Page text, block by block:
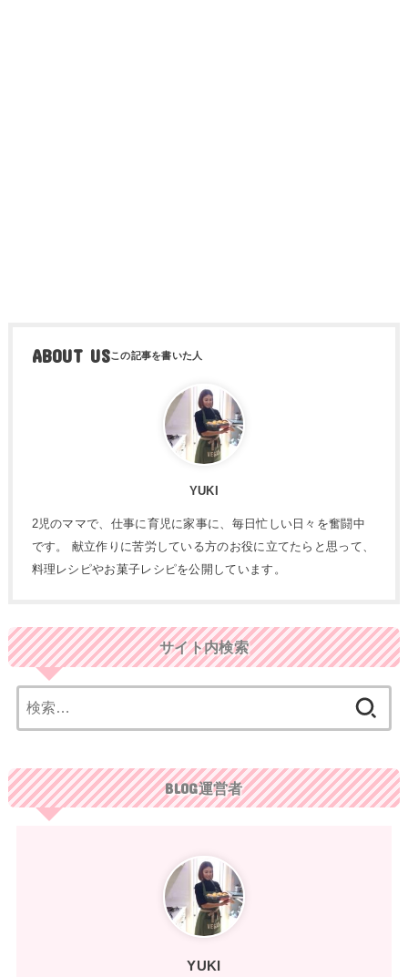
ABOUT US
YUKI
2児のママで、仕事に育児に家事に、毎日忙しい日々を奮闘中
です。 献立作りに苦労している方のお役に立てたらと思って、
料理レシピやお菓子レシピを公開しています。
サイト内検索
索:
BLOG運営者
YUKI